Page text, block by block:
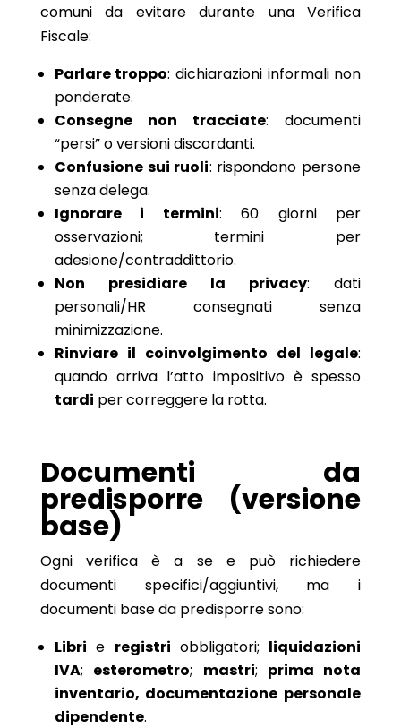
comuni da evitare durante una Verifica
Fiscale:
Parlare troppo: dichiarazioni informali non
ponderate.
Consegne non tracciate: documenti
“persi” o versioni discordanti.
Confusione sui ruoli: rispondono persone
senza delega.
Ignorare i termini: 60 giorni per
osservazioni; termini per
adesione/contraddittorio.
Non presidiare la privacy: dati
personali/HR consegnati senza
minimizzazione.
Rinviare il coinvolgimento del legale:
quando arriva l’atto impositivo è spesso
tardi per correggere la rotta.
Documenti da
predisporre (versione
base)
Ogni verifica è a se e può richiedere
documenti specifici/aggiuntivi, ma i
documenti base da predisporre sono:
Libri e registri obbligatori; liquidazioni
IVA; esterometro; mastri; prima nota
inventario, documentazione personale
dipendente.